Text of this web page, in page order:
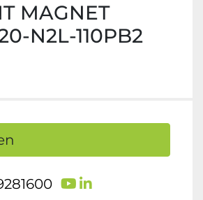
MAGNET
N2L-110PB2
youtube
linkedin